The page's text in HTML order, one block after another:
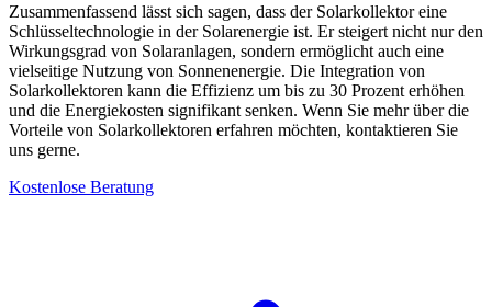
Zusammenfassend lässt sich sagen, dass der Solarkollektor eine
Schlüsseltechnologie in der Solarenergie ist. Er steigert nicht nur den
Wirkungsgrad von Solaranlagen, sondern ermöglicht auch eine
vielseitige Nutzung von Sonnenenergie. Die Integration von
Solarkollektoren kann die Effizienz um bis zu 30 Prozent erhöhen
und die Energiekosten signifikant senken. Wenn Sie mehr über die
Vorteile von Solarkollektoren erfahren möchten, kontaktieren Sie
uns gerne.
Kostenlose Beratung